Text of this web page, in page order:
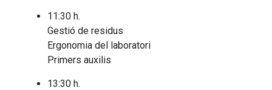
11:30 h.
Gestió de residus
Ergonomia del laboratori
Primers auxilis
13:30 h.